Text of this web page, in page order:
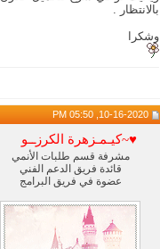
بالانتظار .
وشكرا
كيـمـزهرة الكرزــو~♥
مشرفة قسم طلبات الأنمي
قائدة فريق الدعم الفني
عضوة في فريق البرامج